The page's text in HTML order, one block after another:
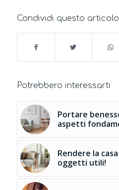
Condividi questo articolo
Potrebbero interessarti
Portare
aspetti
Rendere la
oggetti utili!